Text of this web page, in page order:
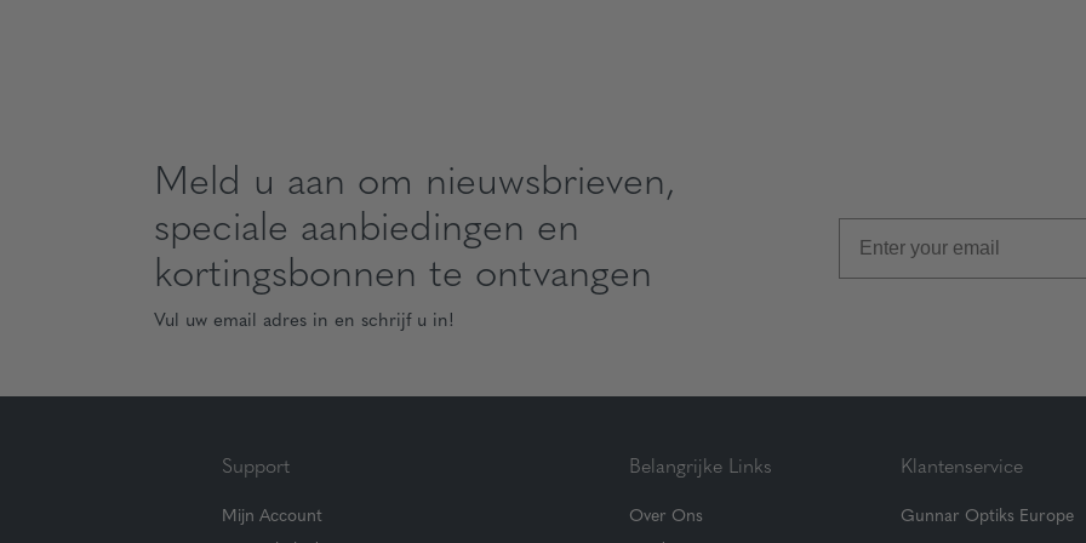
Meld u aan om nieuwsbrieven,
speciale aanbiedingen en
kortingsbonnen te ontvangen
Vul uw email adres in en schrijf u in!
Support
Mijn Account
Belangrijke Links
Over Ons
Klantenservice
Gunnar Optiks Europe